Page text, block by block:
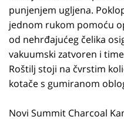
punjenjem ugljena.
jednom rukom pomoću
od nehrđajućeg čelika
vakuumski zatvoren i
Roštilj stoji na čvrstim
kotače s gumiranom
Novi Summit Charcoal